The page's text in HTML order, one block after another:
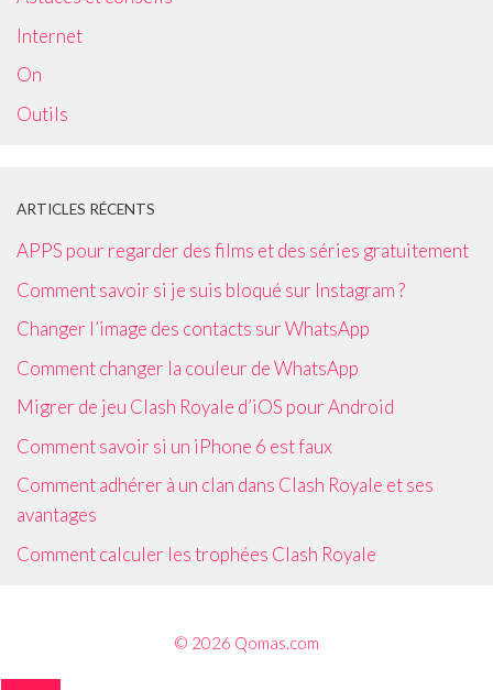
Internet
On
Outils
ARTICLES RÉCENTS
APPS pour regarder des films et des séries gratuitement
Comment savoir si je suis bloqué sur Instagram ?
Changer l’image des contacts sur WhatsApp
Comment changer la couleur de WhatsApp
Migrer de jeu Clash Royale d’iOS pour Android
Comment savoir si un iPhone 6 est faux
Comment adhérer à un clan dans Clash Royale et ses
avantages
Comment calculer les trophées Clash Royale
© 2026 Qomas.com